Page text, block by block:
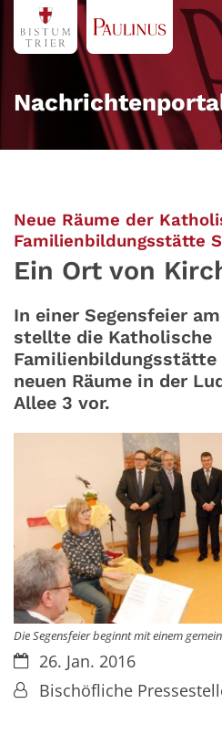
Zum Inhalt springen
Neue Räume der
Familienbildungsstätte
Ein Ort von
In einer Segensfeier
stellte die Katholische
Familienbildungsstätte
neuen Räume in der
Allee 3 vor.
Die Segensfeier beginnt mit einem
Datum:26. Jan. 2016
Von:Bischöfliche